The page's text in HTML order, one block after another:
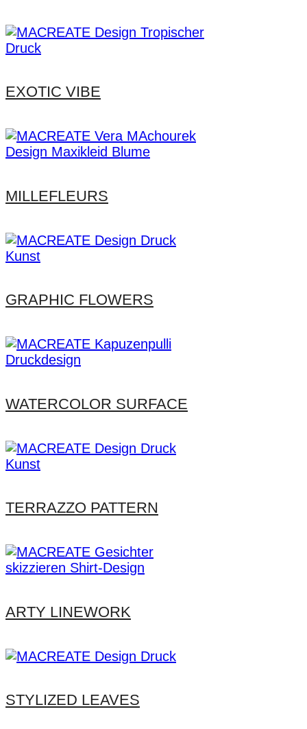
EXOTIC VIBE
MILLEFLEURS
GRAPHIC FLOWERS
WATERCOLOR SURFACE
TERRAZZO PATTERN
ARTY LINEWORK
STYLIZED LEAVES